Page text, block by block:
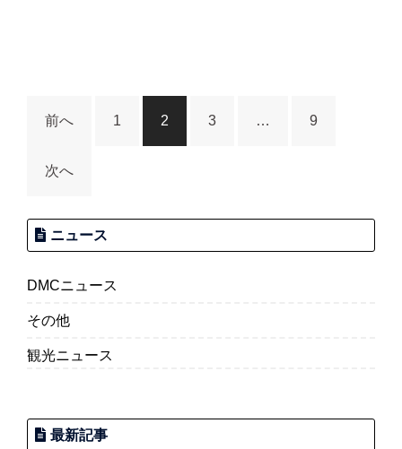
稿
ペ
ジ
送
り
前へ 1 2 3 … 9
次へ
ニュース
DMCニュース
その他
観光ニュース
最新記事